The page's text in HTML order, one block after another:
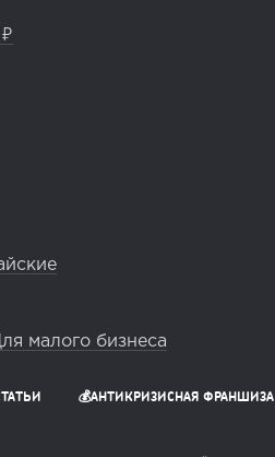
малого бизнеса
💰АНТИКРИЗИСНАЯ ФРАНШИЗА